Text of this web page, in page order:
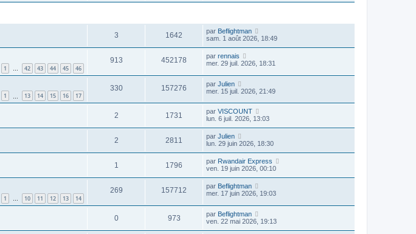
s
a
3 1642 par Beflightman
sam. 1 août 2026, 18:49
1 … 42 43 44 45 46
913 452178 par rennais
mer. 29 juil. 2026, 18:31
1 13 14 15 16 17
330 157276 par Julien
mer. 15 juil. 2026, 21:49
2 1731 par VISCOUNT
lun. 6 juil. 2026, 13:03
2 2811 par Julien
lun. 29 juin 2026, 18:30
1 1796 par Rwandair Express
ven. 19 juin 2026, 00:10
1 … 10 11 12 13 14
269 157712 par Beflightman
mer. 17 juin 2026, 19:03
0 973 par Beflightman
ven. 22 mai 2026, 19:13